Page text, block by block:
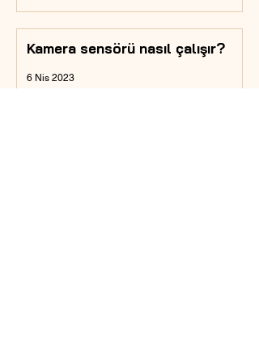
Kamera sensörü nasıl çalışır?
6 Nis 2023